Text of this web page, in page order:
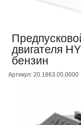
двигателя
бензин
Артикул: 20.1863.05.0000